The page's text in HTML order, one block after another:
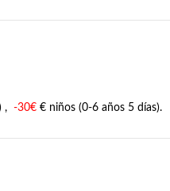
, -30€ € niños (0-6 años 5 días).